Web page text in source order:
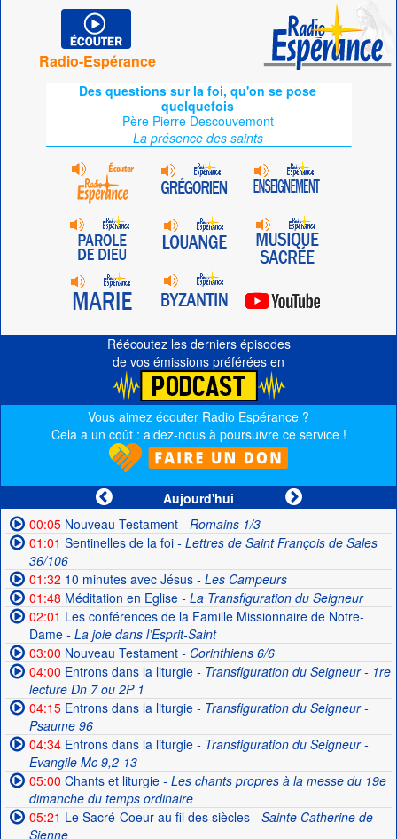
Radio-Espérance
Des questions sur la foi, qu'on se pose
quelquefois
Père Pierre Descouvemont
La présence des saints
Réécoutez les derniers épisodes
de vos émissions préférées en
Vous aimez écouter Radio Espérance ?
Cela a un coût : aidez-nous à poursuivre ce service !
Aujourd'hui
00:05Nouveau Testament- Romains 1/3
01:01 Sentinelles de la foi- Lettres de Saint François de Sales
36/106
01:32 10 minutes avec Jésus- Les Campeurs
01:48 Méditation en Eglise- La Transfiguration du Seigneur
02:01 Les conférences de la Famille Missionnaire de Notre-
Dame- La joie dans l’Esprit-Saint
03:00 Nouveau Testament- Corinthiens 6/6
04:00 Entrons dans la liturgie- Transfiguration du Seigneur - 1re
lecture Dn 7 ou 2P 1
04:15Entrons dans la liturgie- Transfiguration du Seigneur -
Psaume 96
04:34Entrons dans la liturgie- Transfiguration du Seigneur -
Evangile Mc 9,2-13
05:00 Chants et liturgie- Les chants propres à la messe du 19e
dimanche du temps ordinaire
05:21 Le Sacré-Coeur au fil des siècles- Sainte Catherine de
Sienne